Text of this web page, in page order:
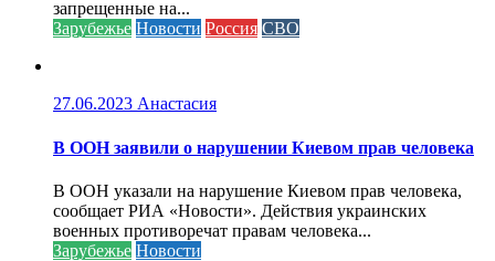
запрещенные на...
Зарубежье Новости Россия СВО
27.06.2023 Анастасия
В ООН заявили о нарушении Киевом прав человека
В ООН указали на нарушение Киевом прав человека,
сообщает РИА «Новости». Действия украинских
военных противоречат правам человека...
Зарубежье Новости